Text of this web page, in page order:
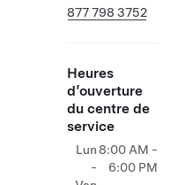
877 798 3752
Heures
d’ouverture
du centre de
service
Lun
-
8:00 AM -
6:00 PM